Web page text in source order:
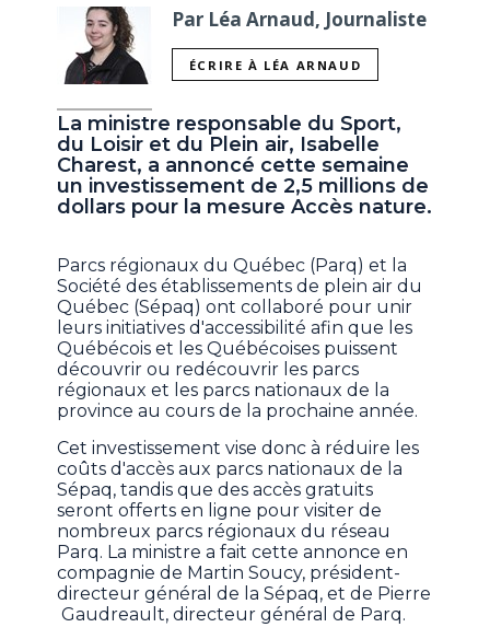
Par Léa Arnaud, Journaliste
ÉCRIRE À LÉA ARNAUD
La ministre responsable du Sport,
du Loisir et du Plein air, Isabelle
Charest, a annoncé cette semaine
un investissement de 2,5 millions de
dollars pour la mesure Accès nature.
Parcs régionaux du Québec (Parq) et la
Société des établissements de plein air du
Québec (Sépaq) ont collaboré pour unir
leurs initiatives d'accessibilité afin que les
Québécois et les Québécoises puissent
découvrir ou redécouvrir les parcs
régionaux et les parcs nationaux de la
province au cours de la prochaine année.
Cet investissement vise donc à réduire les
coûts d'accès aux parcs nationaux de la
Sépaq, tandis que des accès gratuits
seront offerts en ligne pour visiter de
nombreux parcs régionaux du réseau
Parq. La ministre a fait cette annonce en
compagnie de Martin Soucy, président-
directeur général de la Sépaq, et de Pierre
Gaudreault, directeur général de Parq.